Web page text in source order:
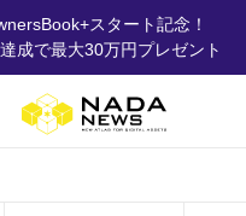
スタート記念！
成で最大30万円プレゼント